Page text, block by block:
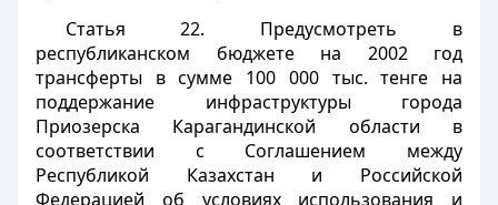
Статья 22. Предусмотреть в
республиканском бюджете на 2002 год
трансферты в сумме 100 000 тыс. тенге на
поддержание инфраструктуры города
Приозерска Карагандинской области в
соответствии с Соглашением между
Республикой Казахстан и Российской
Федерацией об условиях использования и